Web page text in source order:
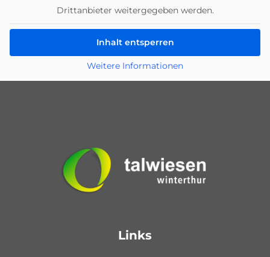
Drittanbieter weitergegeben werden.
Inhalt entsperren
Weitere Informationen
Links